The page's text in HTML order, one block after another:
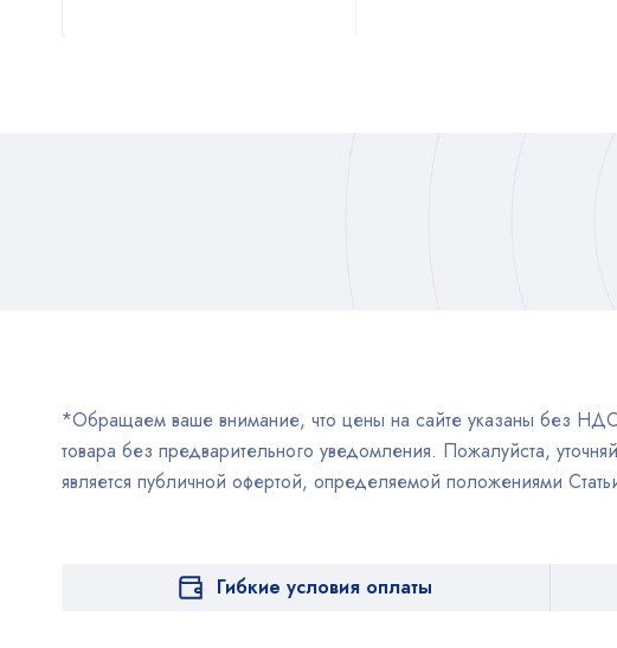
*Обращаем ваше внимание, что цены на сайте указаны без НДС и
товара без предварительного уведомления. Пожалуйста,
является публичной офертой, определяемой положениями
Гибкие условия оплаты